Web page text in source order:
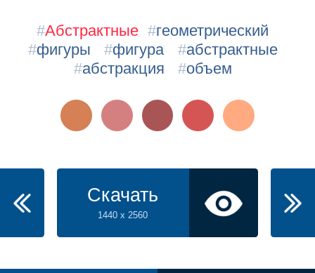
#Абстрактные #геометрический
#фигуры #фигура #абстрактные
#абстракция #объем
Скачать
1440 x 2560